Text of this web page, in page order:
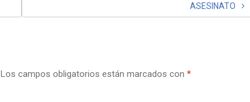
ASESINATO
Los campos obligatorios están marcados con *